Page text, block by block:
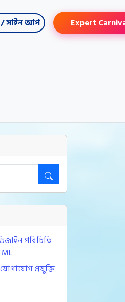
সাইন আপ Expert
পরিচিতি
প্রযুক্তি